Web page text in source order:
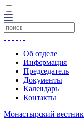
Об отделе
Информация
Председатель
Документы
Календарь
Контакты
Монастырский вестник